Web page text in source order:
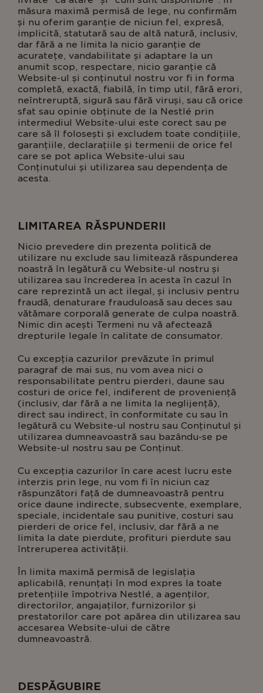
măsura maximă permisă de lege, nu confirmăm
și nu oferim garanție de niciun fel, expresă,
implicită, statutară sau de altă natură, inclusiv,
dar fără a ne limita la nicio garanție de
acuratețe, vandabilitate și adaptare la un
anumit scop, respectare, nicio garanție că
Website-ul și conținutul nostru vor fi in forma
completă, exactă, fiabilă, în timp util, fără erori,
neîntreruptă, sigură sau fără viruși, sau că orice
sfat sau opinie obținute de la Nestlé prin
intermediul Website-ului este corect sau pe
care să îl folosești și excludem toate condițiile,
garanțiile, declarațiile și termenii de orice fel
care se pot aplica Website-ului sau
Conținutului și utilizarea sau dependența de
acesta.
LIMITAREA RĂSPUNDERII
Nicio prevedere din prezenta politică de
utilizare nu exclude sau limitează răspunderea
noastră în legătură cu Website-ul nostru și
utilizarea sau încrederea în acesta în cazul în
care reprezintă un act ilegal, și inclusiv pentru
fraudă, denaturare frauduloasă sau deces sau
vătămare corporală generate de culpa noastră.
Nimic din acești Termeni nu vă afectează
drepturile legale în calitate de consumator.
Cu excepția cazurilor prevăzute în primul
paragraf de mai sus, nu vom avea nici o
responsabilitate pentru pierderi, daune sau
costuri de orice fel, indiferent de proveniență
(inclusiv, dar fără a ne limita la neglijență),
direct sau indirect, în conformitate cu sau în
legătură cu Website-ul nostru sau Conținutul și
utilizarea dumneavoastră sau bazându-se pe
Website-ul nostru sau pe Conținut.
Cu excepția cazurilor în care acest lucru este
interzis prin lege, nu vom fi în niciun caz
răspunzători față de dumneavoastră pentru
orice daune indirecte, subsecvente, exemplare,
speciale, incidentale sau punitive, costuri sau
pierderi de orice fel, inclusiv, dar fără a ne
limita la date pierdute, profituri pierdute sau
întreruperea activității.
În limita maximă permisă de legislația
aplicabilă, renunțați în mod expres la toate
pretențiile împotriva Nestlé, a agenților,
directorilor, angajaților, furnizorilor și
prestatorilor care pot apărea din utilizarea sau
accesarea Website-ului de către
dumneavoastră.
DESPĂGUBIRE